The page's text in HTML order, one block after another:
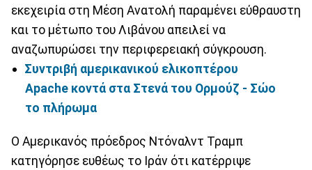
εκεχειρία στη Μέση Ανατολή παραμένει εύθραυστη
και το μέτωπο του Λιβάνου απειλεί να
αναζωπυρώσει την περιφερειακή σύγκρουση.
Συντριβή αμερικανικού ελικοπτέρου
Apache κοντά στα Στενά του Ορμούζ - Σώο
το πλήρωμα
Ο Αμερικανός πρόεδρος Ντόναλντ Τραμπ
κατηγόρησε ευθέως το Ιράν ότι κατέρριψε